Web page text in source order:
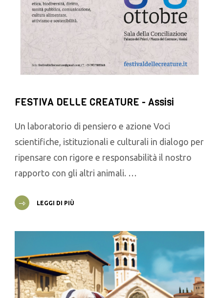
FESTIVA DELLE CREATURE - Assisi
Un laboratorio di pensiero e azione Voci
scientifiche, istituzionali e culturali in dialogo per
ripensare con rigore e responsabilità il nostro
rapporto con gli altri animali. …
LEGGI DI PIÙ